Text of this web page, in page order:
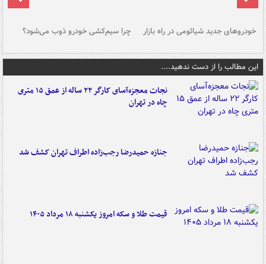
خودروهای جدید شیائومی در راه بازار چرا سیم‌کشی خودرو ذوب می‌شود؟
این مطالب را از دست ندهید....
نجات معجزه‌آسای کارگر ۲۲ ساله از عمق ۱۵ متری
چاه در تهران
جنازه حمیدرضا رجب‌زاده اطراف تهران کشف شد
قیمت طلا و سکه امروز یکشنبه ۱۸ مرداد ۱۴۰۵